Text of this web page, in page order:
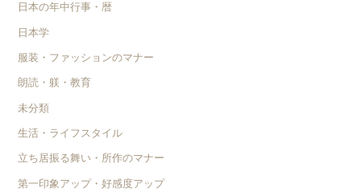
日本の年中行事・暦
日本学
服装・ファッションのマナー
朗読・躾・教育
未分類
生活・ライフスタイル
立ち居振る舞い・所作のマナー
第一印象アップ・好感度アップ